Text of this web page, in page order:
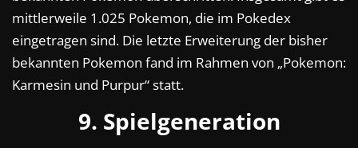
mittlerweile 1.025 Pokemon, die im Pokedex
eingetragen sind. Die letzte Erweiterung der bisher
bekannten Pokemon fand im Rahmen von „Pokemon:
Karmesin und Purpur“ statt.
9. Spielgeneration